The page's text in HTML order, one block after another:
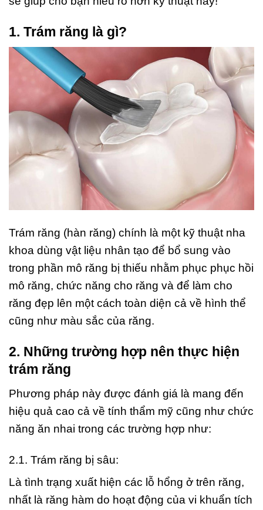
1. Trám răng là gì?
Trám răng (hàn răng) chính là một kỹ thuật nha
khoa dùng vật liệu nhân tạo để bổ sung vào
trong phần mô răng bị thiếu nhằm phục phục hồi
mô răng, chức năng cho răng và để làm cho
răng đẹp lên một cách toàn diện cả về hình thể
cũng như màu sắc của răng.
2. Những trường hợp nên thực hiện
trám răng
Phương pháp này được đánh giá là mang đến
hiệu quả cao cả về tính thẩm mỹ cũng như chức
năng ăn nhai trong các trường hợp như:
2.1. Trám răng bị sâu:
Là tình trạng xuất hiện các lỗ hổng ở trên răng,
nhất là răng hàm do hoạt động của vi khuẩn tích